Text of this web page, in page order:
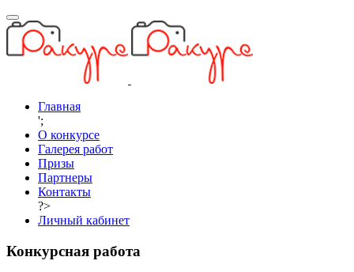
Главная
';
О конкурсе
Галерея работ
Призы
Партнеры
Контакты
?>
Личный кабинет
Конкурсная работа